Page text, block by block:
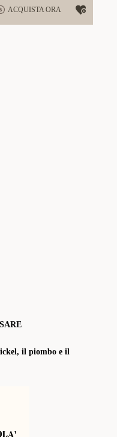
ACQUISTA ORA
il piombo e il